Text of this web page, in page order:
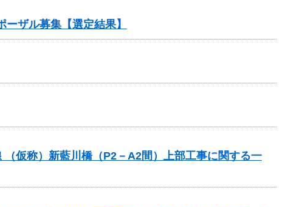
ザル募集【選定結果】
仮称）新藍川橋（P2－A2間）上部工事に関する一